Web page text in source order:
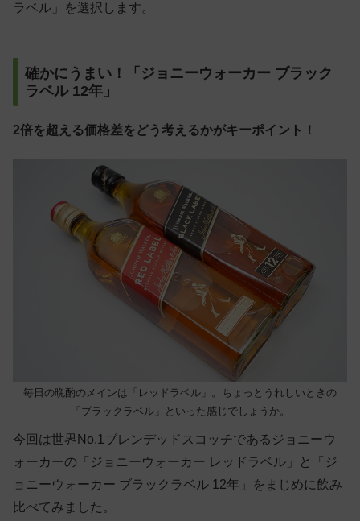
ラベル」を選択します。
確かにうまい！「ジョニーウォーカー ブラック
ラベル 12年」
2倍を超える価格差をどう考えるかがキーポイント！
毎日の晩酌のメインは「レッドラベル」。ちょっとうれしいときの
「ブラックラベル」といった感じでしょうか。
今回は世界No.1ブレンデッドスコッチであるジョニーウ
ォーカーの「ジョニーウォーカー レッドラベル」と「ジ
ョニーウォーカー ブラックラベル 12年」をまじめに飲み
比べてみました。